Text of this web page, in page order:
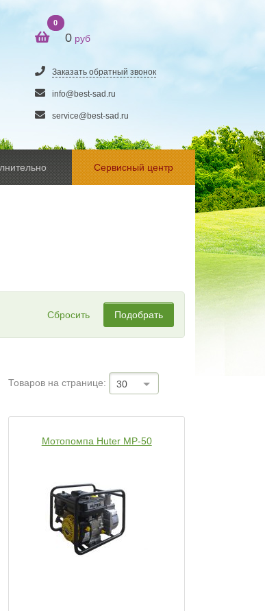
0
0 руб
Заказать обратный звонок
info@best-sad.ru
service@best-sad.ru
Сервисный центр
Сбросить Подобрать
Товаров на странице: 30
Мотопомпа Huter MP-50